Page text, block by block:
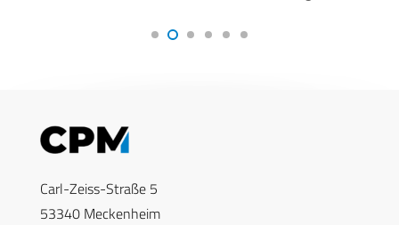
Carl-Zeiss-Straße 5
53340 Meckenheim